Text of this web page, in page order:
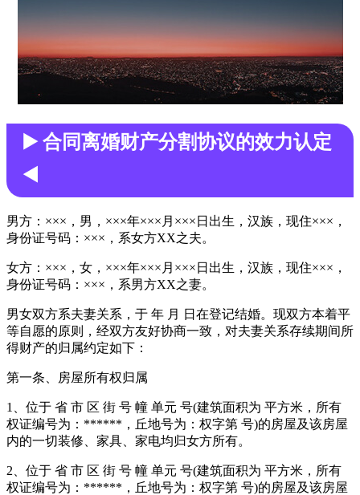
▶️ 合同离婚财产分割协议的效力认定
◀️
男方：×××，男，×××年×××月×××日出生，汉族，现住×××，
身份证号码：×××，系女方XX之夫。
女方：×××，女，×××年×××月×××日出生，汉族，现住×××，
身份证号码：×××，系男方XX之妻。
男女双方系夫妻关系，于 年 月 日在登记结婚。现双方本着平
等自愿的原则，经双方友好协商一致，对夫妻关系存续期间所
得财产的归属约定如下：
第一条、房屋所有权归属
1、位于 省 市 区 街 号 幢 单元 号(建筑面积为 平方米，所有
权证编号为：******，丘地号为：权字第 号)的房屋及该房屋
内的一切装修、家具、家电均归女方所有。
2、位于 省 市 区 街 号 幢 单元 号(建筑面积为 平方米，所有
权证编号为：******，丘地号为：权字第 号)的房屋及该房屋